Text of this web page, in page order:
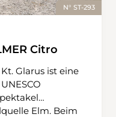
N° ST-293
Citro
Glarus ist eine
Elm. Beim